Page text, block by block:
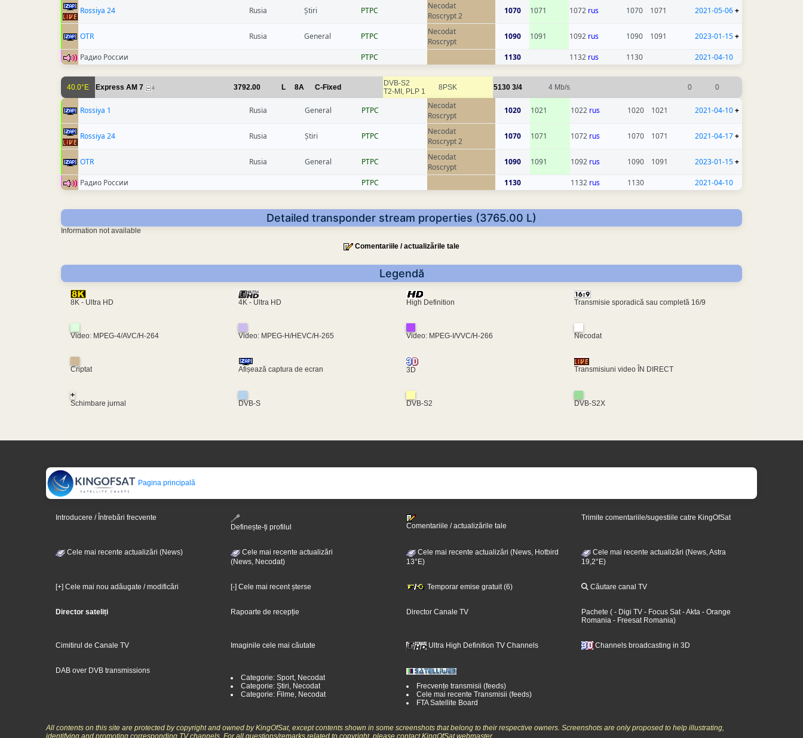
Rossiya 24 Rusia Știri РТРС
Necodat
Roscrypt 2
1070 1071 1072 rus 1070 1071 2021-05-06+
OTR Rusia General РТРС
Necodat
Roscrypt
1090 1091 1092 rus 1090 1091 2023-01-15+
Радио России РТРС 1130 1132 rus 1130 2021-04-10
40.0°E Express AM 7 4 3792.00 L 8A C-Fixed
DVB-S2
T2-MI, PLP 1
8PSK 5130 3/4 4 Mb/s 0 0
Rossiya 1 Rusia General РТРС
Necodat
Roscrypt
1020 1021 1022 rus 1020 1021 2021-04-10+
Rossiya 24 Rusia Știri РТРС
Necodat
Roscrypt 2
1070 1071 1072 rus 1070 1071 2021-04-17+
OTR Rusia General РТРС
Necodat
Roscrypt
1090 1091 1092 rus 1090 1091 2023-01-15+
Радио России РТРС 1130 1132 rus 1130 2021-04-10
Detailed transponder stream properties (3765.00 L)
Information not available
Comentariile / actualizările tale
Legendă
8K - Ultra HD 4K - Ultra HD High Definition Transmisie sporadică sau completă 16/9
Video: MPEG-4/AVC/H-264 Video: MPEG-H/HEVC/H-265 Video: MPEG-I/VVC/H-266 Necodat
Criptat Afișează captura de ecran 3D Transmisiuni video ÎN DIRECT
+
Schimbare jurnal
DVB-S DVB-S2 DVB-S2X
Pagina principală
Introducere / Întrebări frecvente
Definește-ți profilul
Comentariile / actualizările tale
Trimite comentariile/sugestiile catre KingOfSat
Cele mai recente actualizări (News)
Cele mai recente actualizări
(News, Necodat)
Cele mai recente actualizări (News, Hotbird
13°E)
Cele mai recente actualizări (News, Astra
19,2°E)
[+] Cele mai nou adăugate / modificări [-] Cele mai recent șterse Temporar emise gratuit (6) Căutare canal TV
Director sateliți Rapoarte de recepție Director Canale TV Pachete (- Digi TV - Focus Sat - Akta - Orange
Romania - Freesat Romania)
Cimitirul de Canale TV Imaginile cele mai căutate Ultra High Definition TV Channels Channels broadcasting in 3D
DAB over DVB transmissions
Categorie: Sport, Necodat
Categorie: Știri, Necodat
Categorie: Filme, Necodat
Frecvențe transmisii (feeds)
Cele mai recente Transmisii (feeds)
FTA Satellite Board
All contents on this site are protected by copyright and owned by KingOfSat, except contents shown in some screenshots that belong to their respective owners. Screenshots are only proposed to help illustrating,